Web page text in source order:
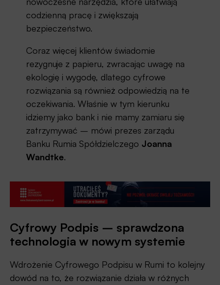
codzienną pracę i zwiększają
bezpieczeństwo.
Coraz więcej klientów świadomie
rezygnuje z papieru, zwracając uwagę na
ekologię i wygodę, dlatego cyfrowe
rozwiązania są również odpowiedzią na te
oczekiwania. Właśnie w tym kierunku
idziemy jako bank i nie mamy zamiaru się
zatrzymywać – mówi prezes zarządu
Banku Rumia Spółdzielczego Joanna
Wandtke.
Cyfrowy Podpis – sprawdzona
technologia w nowym systemie
Wdrożenie Cyfrowego Podpisu w Rumi to kolejny
dowód na to, że rozwiązanie działa w różnych